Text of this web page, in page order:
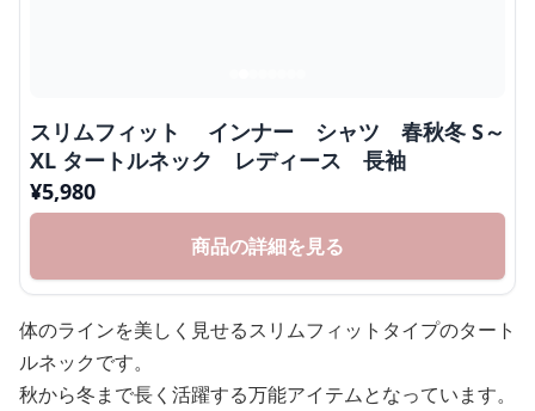
スリムフィット インナー シャツ 春秋冬 S～
XL タートルネック レディース 長袖
¥5,980
商品の詳細を見る
体のラインを美しく見せるスリムフィットタイプのタート
ルネックです。
秋から冬まで長く活躍する万能アイテムとなっています。